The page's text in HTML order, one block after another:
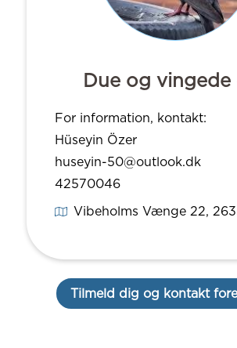
Due og vingede
For information, kontakt:
Hüseyin Özer
huseyin-50@outlook.dk
42570046
Vibeholms Vænge 22,
Tilmeld dig og kontakt